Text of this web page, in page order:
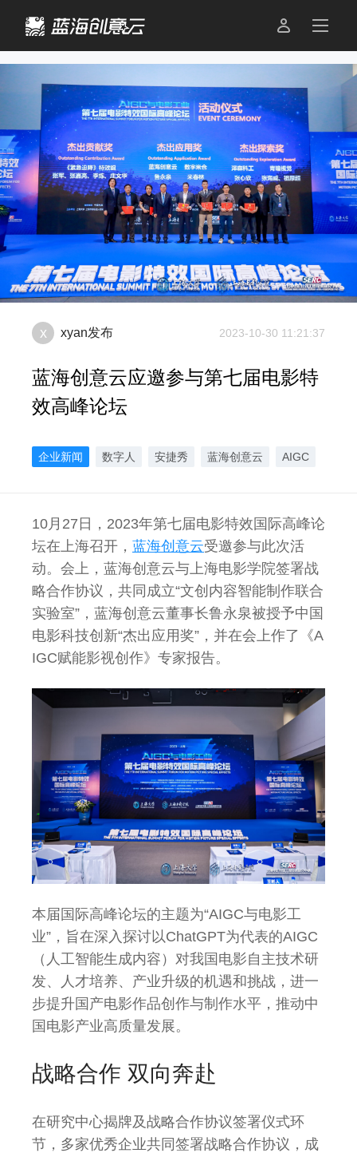

x xyan发布 2023-10-30 11:21:37
蓝海创意云应邀参与第七届电影特
效高峰论坛
企业新闻 数字人 安捷秀 蓝海创意云 AIGC
10月27日，2023年第七届电影特效国际高峰论
坛在上海召开， 蓝海创意云受邀参与此次活
动。会上，蓝海创意云与上海电影学院签署战
略合作协议，共同成立“文创内容智能制作联合
实验室”，蓝海创意云董事长鲁永泉被授予中国
电影科技创新“杰出应用奖”，并在会上作了《A
IGC赋能影视创作》专家报告。
本届国际高峰论坛的主题为“AIGC与电影工
业”，旨在深入探讨以ChatGPT为代表的AIGC
（人工智能生成内容）对我国电影自主技术研
发、人才培养、产业升级的机遇和挑战，进一
步提升国产电影作品创作与制作水平，推动中
国电影产业高质量发展。
战略合作 双向奔赴
在研究中心揭牌及战略合作协议签署仪式环
节，多家优秀企业共同签署战略合作协议，成